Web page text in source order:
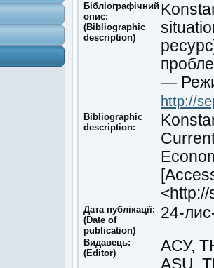
Бібліографічний
опис:
(Bibliographic
description)
—
http://
Bibliographic
description:
Дата публікації:
(Date of
publication)
24-
Видавець:
(Editor)
АСУ,
ASU,